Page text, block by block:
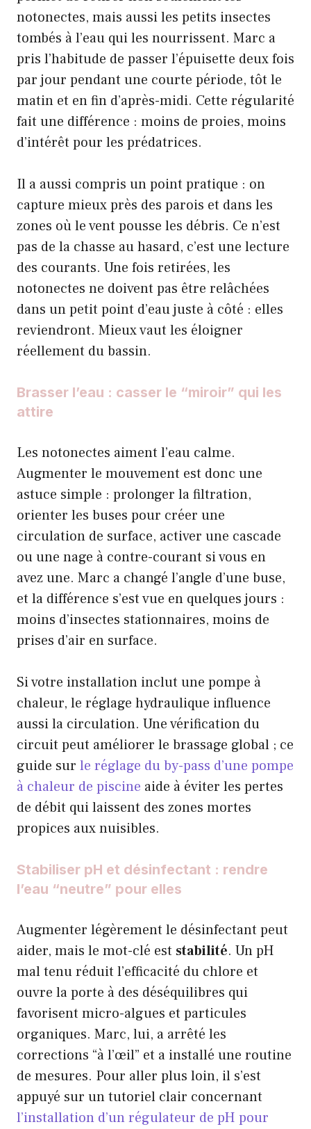
notonectes, mais aussi les petits insectes
tombés à l’eau qui les nourrissent. Marc a
pris l’habitude de passer l’épuisette deux fois
par jour pendant une courte période, tôt le
matin et en fin d’après-midi. Cette régularité
fait une différence : moins de proies, moins
d’intérêt pour les prédatrices.
Il a aussi compris un point pratique : on
capture mieux près des parois et dans les
zones où le vent pousse les débris. Ce n’est
pas de la chasse au hasard, c’est une lecture
des courants. Une fois retirées, les
notonectes ne doivent pas être relâchées
dans un petit point d’eau juste à côté : elles
reviendront. Mieux vaut les éloigner
réellement du bassin.
Brasser l’eau : casser le “miroir” qui les
attire
Les notonectes aiment l’eau calme.
Augmenter le mouvement est donc une
astuce simple : prolonger la filtration,
orienter les buses pour créer une
circulation de surface, activer une cascade
ou une nage à contre-courant si vous en
avez une. Marc a changé l’angle d’une buse,
et la différence s’est vue en quelques jours :
moins d’insectes stationnaires, moins de
prises d’air en surface.
Si votre installation inclut une pompe à
chaleur, le réglage hydraulique influence
aussi la circulation. Une vérification du
circuit peut améliorer le brassage global ; ce
guide sur le réglage du by-pass d’une pompe
à chaleur de piscine aide à éviter les pertes
de débit qui laissent des zones mortes
propices aux nuisibles.
Stabiliser pH et désinfectant : rendre
l’eau “neutre” pour elles
Augmenter légèrement le désinfectant peut
aider, mais le mot-clé est stabilité. Un pH
mal tenu réduit l’efficacité du chlore et
ouvre la porte à des déséquilibres qui
favorisent micro-algues et particules
organiques. Marc, lui, a arrêté les
corrections “à l’œil” et a installé une routine
de mesures. Pour aller plus loin, il s’est
appuyé sur un tutoriel clair concernant
l’installation d’un régulateur de pH pour